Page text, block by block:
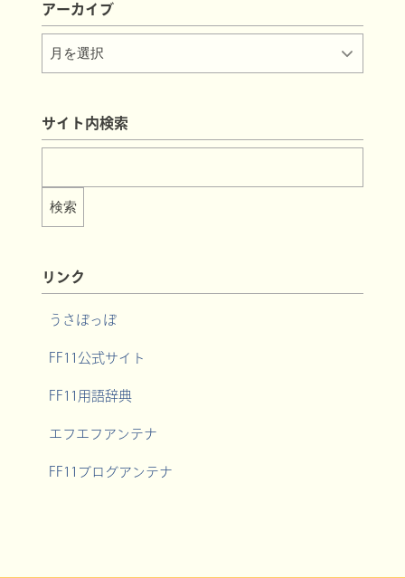
アーカイブ
サイト内検索
リンク
うさぽっぽ
FF11公式サイト
FF11用語辞典
エフエフアンテナ
FF11ブログアンテナ